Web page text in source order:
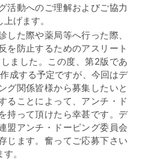
活動へのご理解およびご協力
げます。
した際や薬局等へ行った際、
を防止するためのアスリート
ました。この度、第2版であ
成する予定ですが、今回はデ
グ関係皆様から募集したいと
ることによって、アンチ・ド
持って頂けたら幸甚です。デ
盟アンチ・ドーピング委員会
じます。奮ってご応募下さい
。